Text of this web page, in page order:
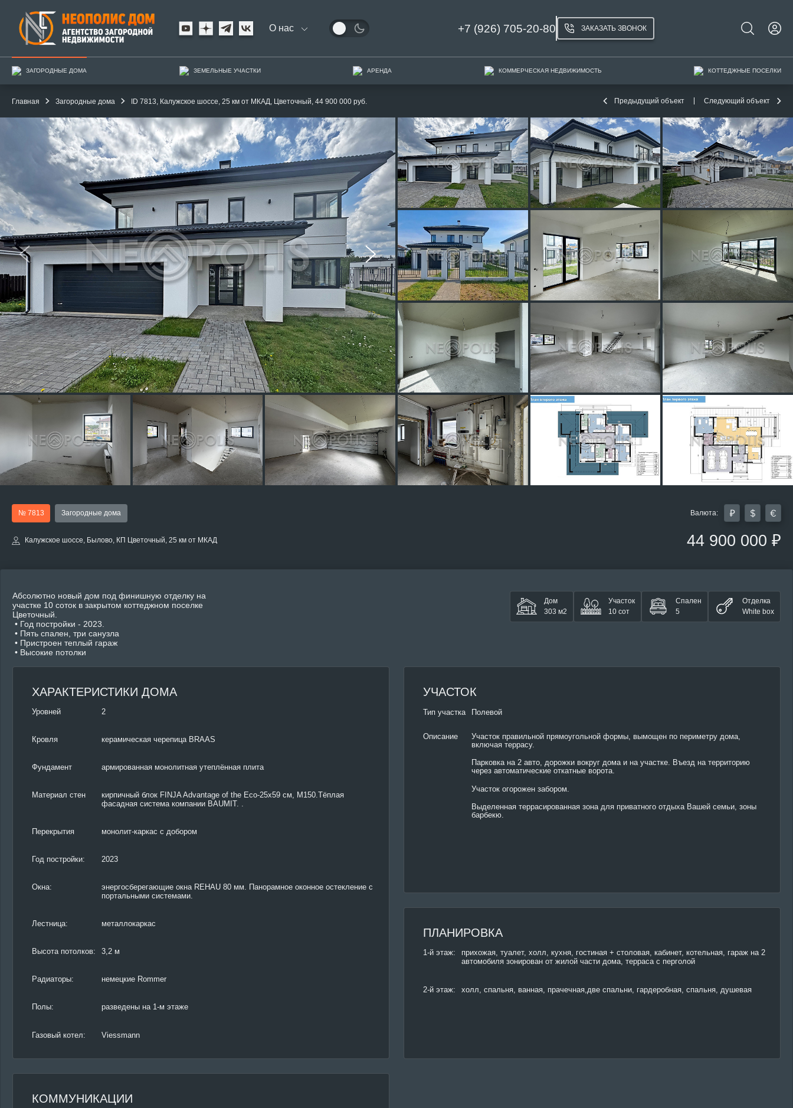
О нас +7 (926) 705-20-80 ЗАКАЗАТЬ ЗВОНОК
ЗАГОРОДНЫЕ ДОМА ЗЕМЕЛЬНЫЕ УЧАСТКИ АРЕНДА КОММЕРЧЕСКАЯ НЕДВИЖИМОСТЬ КОТТЕДЖНЫЕ ПОСЕЛКИ
Главная Загородные дома ID 7813, Калужское шоссе, 25 км от МКАД, Цветочный, 44 900 000 руб. Предыдущий объект Следующий объект
№ 7813 Загородные дома
Калужское шоссе, Былово, КП Цветочный, 25 км от МКАД
Валюта:
44 900 000 ₽
Абсолютно новый дом под финишную отделку на
участке 10 соток в закрытом коттеджном поселке
Цветочный.
• Год постройки - 2023.
• Пять спален, три санузла
• Пристроен теплый гараж
• Высокие потолки
Дом
303 м2
Участок
10 сот
Спален
5
Отделка
White box
ХАРАКТЕРИСТИКИ ДОМА
Уровней 2
Кровля керамическая черепица BRAAS
Фундамент армированная монолитная утеплённая плита
Материал стен
кирпичный блок FINJA Advantage of the Eco-25x59 см, М150.Тёплая
фасадная система компании BAUMIT. .
Перекрытия монолит-каркас с добором
Год постройки: 2023
Окна:
энергосберегающие окна REHAU 80 мм. Панорамное оконное остекление с
портальными системами.
Лестница: металлокаркас
Высота потолков: 3,2 м
Радиаторы: немецкие Rommer
Полы: разведены на 1-м этаже
Газовый котел: Viessmann
УЧАСТОК
Тип участка Полевой
Описание
Участок правильной прямоугольной формы, вымощен по периметру дома,
включая террасу.
Парковка на 2 авто, дорожки вокруг дома и на участке. Въезд на территорию
через автоматические откатные ворота.
Участок огорожен забором.
Выделенная террасированная зона для приватного отдыха Вашей семьи, зоны
барбекю.
ПЛАНИРОВКА
1-й этаж:
прихожая, туалет, холл, кухня, гостиная + столовая, кабинет, котельная, гараж на 2
автомобиля зонирован от жилой части дома, терраса с перголой
2-й этаж: холл, спальня, ванная, прачечная,две спальни, гардеробная, спальня, душевая
КОММУНИКАЦИИ